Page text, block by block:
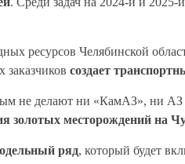
ресурсов Челябинской
заказчиков создает
не делают ни «КамАЗ», ни АЗ
золотых месторождений на
ряд, который будет